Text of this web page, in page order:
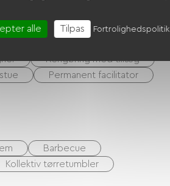
Rengøring med tillæg
Permanent facilitator
Barbecue
Kollektiv tørretumbler
alle Tilpas Fortrolighedspolitik